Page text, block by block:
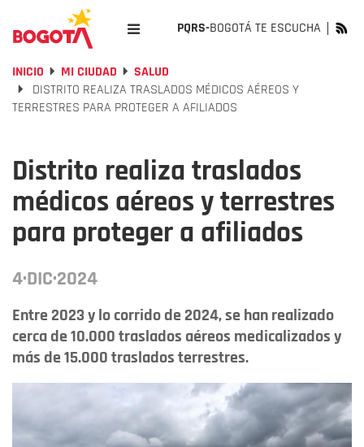
PQRS-BOGOTÁ TE ESCUCHA
INICIO MI CIUDAD
SALUD
DISTRITO REALIZA TRASLADOS MÉDICOS AÉREOS Y
TERRESTRES PARA PROTEGER A AFILIADOS
Distrito realiza traslados
médicos aéreos y terrestres
para proteger a afiliados
4·DIC·2024
Entre 2023 y lo corrido de 2024, se han realizado
cerca de 10.000 traslados aéreos medicalizados y
más de 15.000 traslados terrestres.